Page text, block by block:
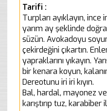
Tarifi :
Turpları ayıklayın, ince
yarım ay şeklinde
süzün. Avokadoyu
çekirdeğini çıkartın.
yapraklarını yıkayın.
bir kenara koyun,
Dereotunu iri iri kıyın.
Bal, hardal, mayonez
karıştırıp tuz, karabiber